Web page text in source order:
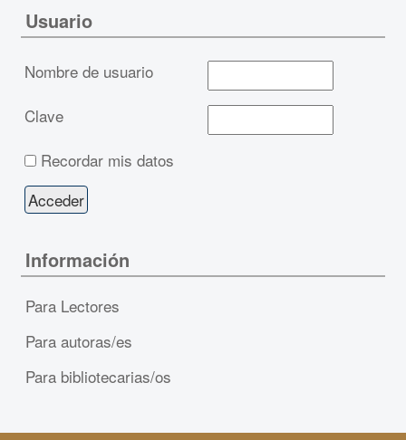
Usuario
Nombre de usuario
Clave
Recordar mis datos
Información
Para Lectores
Para autoras/es
Para bibliotecarias/os